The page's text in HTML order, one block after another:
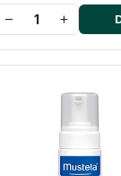
− +